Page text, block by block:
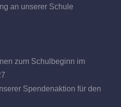
an unserer Schule
zum Schulbeginn im
Spendenaktion für den